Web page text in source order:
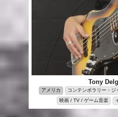
Tony
アメリカ コンテンポラリー・ジ
映画 / TV / ゲーム音楽